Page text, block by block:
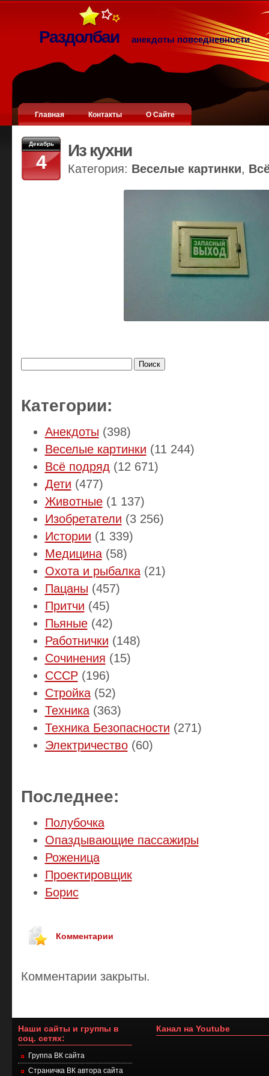
Раздолбаи анекдоты повседневности
Главная Контакты О Сайте
Декабрь
4
Из кухни
Категория: Веселые картинки,
Категории:
Анекдоты (398)
Веселые картинки (11 244)
Всё подряд (12 671)
Дети (477)
Животные(1 137)
Изобретатели (3 256)
Истории (1 339)
Медицина(58)
Охота и рыбалка(21)
Пацаны (457)
Притчи (45)
Пьяные(42)
Работнички (148)
Сочинения (15)
СССР(196)
Стройка(52)
Техника(363)
Техника Безопасности (271)
Электричество(60)
Последнее:
Полубочка
Опаздывающие пассажиры
Роженица
Проектировщик
Борис
Комментарии
Комментарии закрыты.
Наши сайты и группы в
соц. сетях:
Группа ВК сайта
Страничка ВК автора сайта
Канал на Youtube